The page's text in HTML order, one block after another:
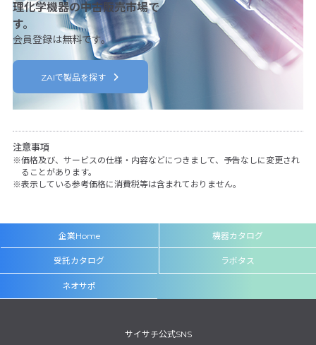
理化学機器の中古販売市場で
す。
会員登録は無料です。
ZAIで製品を探す
注意事項
価格及び、サービスの仕様・内容などにつきまして、予告なしに変更され
ることがあります。
表示している参考価格に消費税等は含まれておりません。
企業Home 機器カタログ
受託カタログ ラボタス
ネオサポ
サイサチ公式SNS